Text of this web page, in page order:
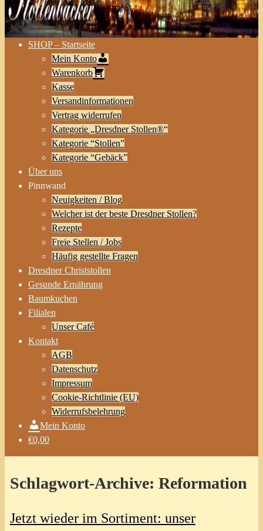
SHOP – Startseite
Mein Konto
Warenkorb
Kasse
Versandinformationen
Vertrag widerrufen
Kategorie „Dresdner Stollen®“
Kategorie “Stollen”
Kategorie “Gebäck”
Über uns
Pinnwand
Neuigkeiten / Blog
Welcher ist der beste Dresdner Stollen?
Rezepte
Freie Stellen / Jobs
Häufig gestellte Fragen
Dresdner Christstollen
Gesunde Ernährung
Baumkuchen
Filialen
Unser Café
Kontakt
AGB
Datenschutz
Impressum
Cookie-Richtlinie (EU)
Widerrufsbelehrung
Mein Konto
€0,00
Schlagwort-Archive: Reformation
Jetzt wieder im Sortiment: unser